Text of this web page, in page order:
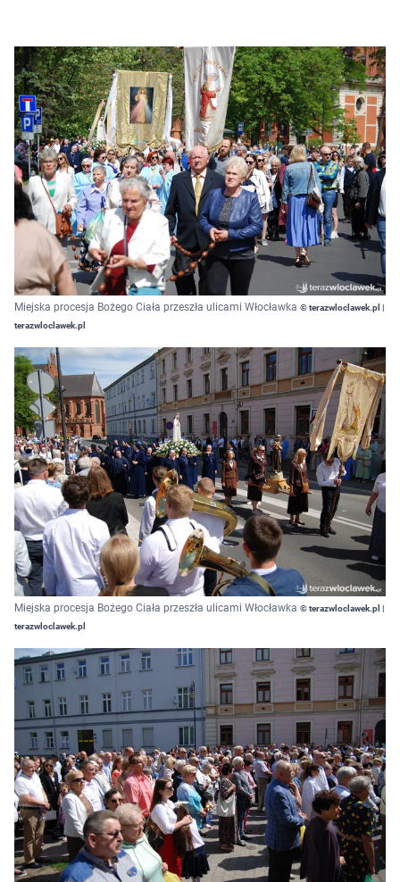
Miejska procesja Bożego Ciała przeszła ulicami Włocławka © terazwloclawek.pl |
terazwloclawek.pl
Miejska procesja Bożego Ciała przeszła ulicami Włocławka © terazwloclawek.pl |
terazwloclawek.pl